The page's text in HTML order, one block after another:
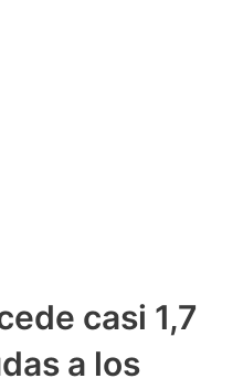
casi 1,7
a los